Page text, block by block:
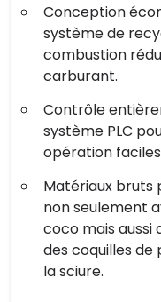
Conception
système de
combustion
carburant.
Contrôle
système PLC
opération
Matériaux bruts
non seulement
coco mais aussi
des coquilles de
la sciure.